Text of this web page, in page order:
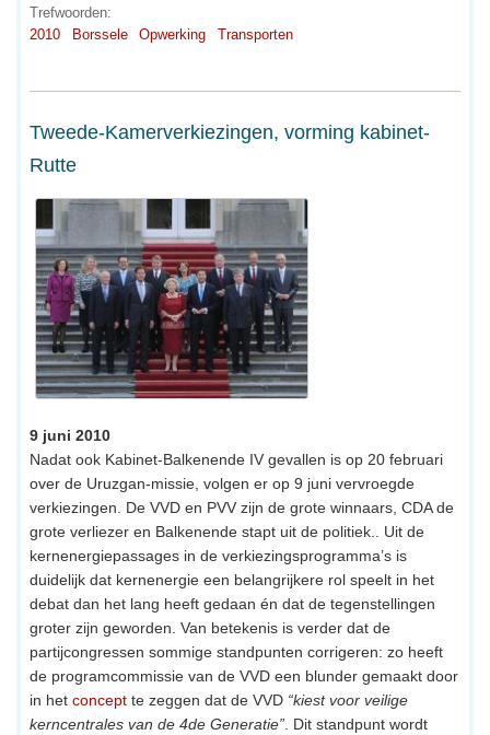
Trefwoorden:
2010
Borssele Opwerking Transporten
Tweede-Kamerverkiezingen, vorming kabinet-
Rutte
9 juni 2010
Nadat ook Kabinet-Balkenende IV gevallen is op 20 februari
over de Uruzgan-missie, volgen er op 9 juni vervroegde
verkiezingen. De VVD en PVV zijn de grote winnaars, CDA de
grote verliezer en Balkenende stapt uit de politiek.. Uit de
kernenergiepassages in de verkiezingsprogramma’s is
duidelijk dat kernenergie een belangrijkere rol speelt in het
debat dan het lang heeft gedaan én dat de tegenstellingen
groter zijn geworden. Van betekenis is verder dat de
partijcongressen sommige standpunten corrigeren: zo heeft
de programcommissie van de VVD een blunder gemaakt door
in het concept te zeggen dat de VVD “kiest voor veilige
kerncentrales van de 4de Generatie” . Dit standpunt wordt